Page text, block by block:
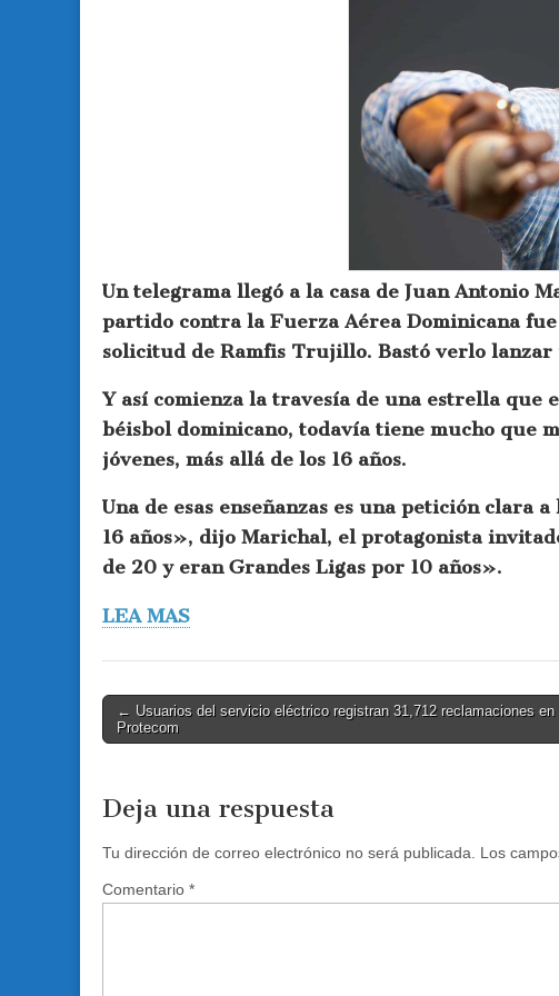
Un telegrama llegó a la casa de Juan Antonio
partido contra la Fuerza Aérea Dominicana
solicitud de Ramfis Trujillo. Bastó verlo
Y así comienza la travesía de una estrella que
béisbol dominicano, todavía tiene mucho que
jóvenes, más allá de los 16 años.
Una de esas enseñanzas es una petición
16 años», dijo Marichal, el protagonista
de 20 y eran Grandes Ligas por 10 años».
LEA MAS
Post
navigation
← Usuarios del servicio eléctrico registran 31,712 reclamaciones en
Protecom
Deja una respuesta
Tu dirección de correo electrónico no será publicada. Los
Comentario *